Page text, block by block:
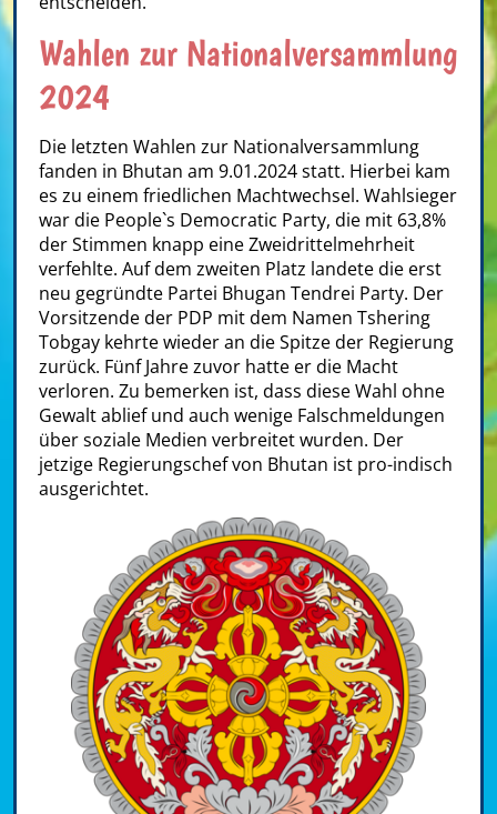
Wahlen zur Nationalversammlung
2024
Die letzten Wahlen zur Nationalversammlung
fanden in Bhutan am 9.01.2024 statt. Hierbei kam
es zu einem friedlichen Machtwechsel. Wahlsieger
war die People`s Democratic Party, die mit 63,8%
der Stimmen knapp eine Zweidrittelmehrheit
verfehlte. Auf dem zweiten Platz landete die erst
neu gegründte Partei Bhugan Tendrei Party. Der
Vorsitzende der PDP mit dem Namen Tshering
Tobgay kehrte wieder an die Spitze der Regierung
zurück. Fünf Jahre zuvor hatte er die Macht
verloren. Zu bemerken ist, dass diese Wahl ohne
Gewalt ablief und auch wenige Falschmeldungen
über soziale Medien verbreitet wurden. Der
jetzige Regierungschef von Bhutan ist pro-indisch
ausgerichtet.